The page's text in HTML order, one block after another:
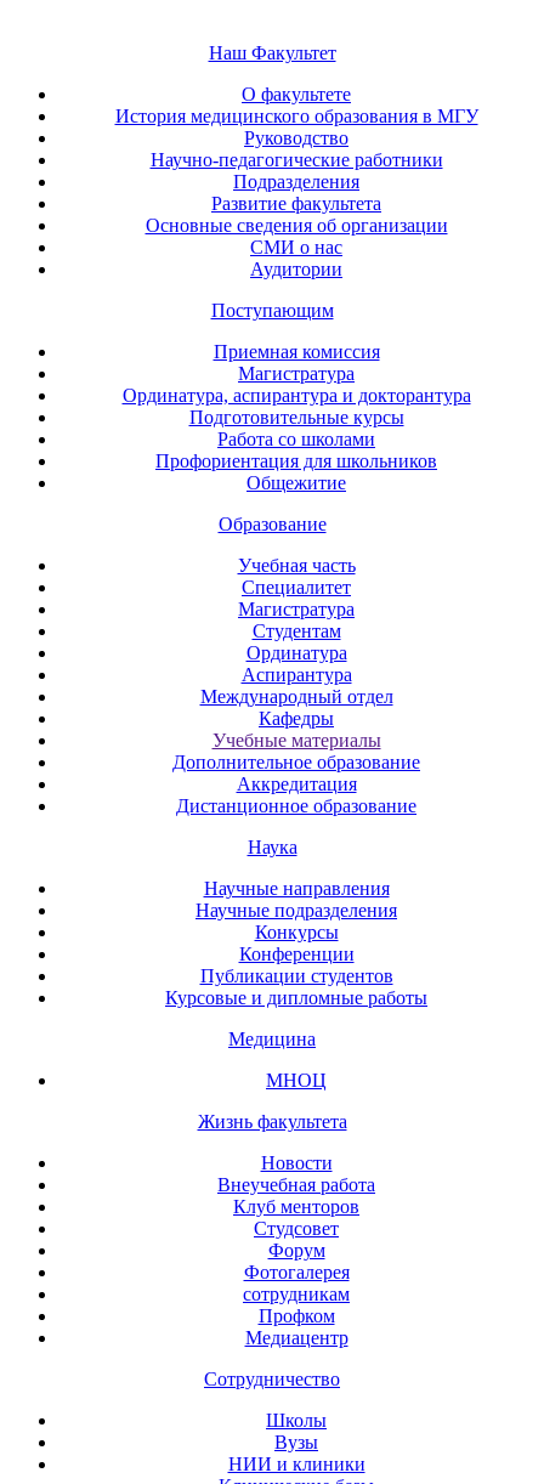
Наш Факультет
О факультете
История медицинского образования в МГУ
Руководство
Научно-педагогические работники
Подразделения
Развитие факультета
Основные сведения об организации
СМИ о нас
Аудитории
Поступающим
Приемная комиссия
Магистратура
Ординатура, аспирантура и докторантура
Подготовительные курсы
Работа со школами
Профориентация для школьников
Общежитие
Образование
Учебная часть
Специалитет
Магистратура
Студентам
Ординатура
Аспирантура
Международный отдел
Кафедры
Учебные материалы
Дополнительное образование
Аккредитация
Дистанционное образование
Наука
Научные направления
Научные подразделения
Конкурсы
Конференции
Публикации студентов
Курсовые и дипломные работы
Медицина
МНОЦ
Жизнь факультета
Новости
Внеучебная работа
Клуб менторов
Студсовет
Форум
Фотогалерея
сотрудникам
Профком
Медиацентр
Сотрудничество
Школы
Вузы
НИИ и клиники